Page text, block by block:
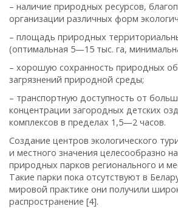
– наличие природных ресурсов,
организации различных форм
– площадь природных
(оптимальная 5—15 тыс. га,
– хорошую сохранность природных
загрязнений природной среды;
– транспортную доступность от
концентрации загородных детских
комплексов в пределах 1,5—2 часов.
Создание центров экологического
и местного значения целесообразно
природных парков регионального и
Такие парки пока отсутствуют в
мировой практике они получили
распространение [4].